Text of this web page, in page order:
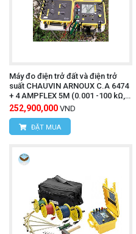
Máy đo điện trở đất và điện trở
suất CHAUVIN ARNOUX C.A 6474
+ 4 AMPFLEX 5M (0.001 -100 kΩ, 4
dây)
252,900,000 VND
ĐẶT MUA